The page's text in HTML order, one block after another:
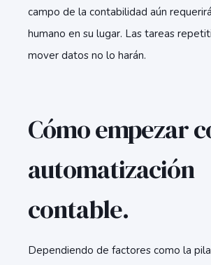
campo de la contabilidad aún
humano en su lugar. Las tareas
mover datos no lo harán.
Cómo empezar
automatización
contable.
Dependiendo de factores como la